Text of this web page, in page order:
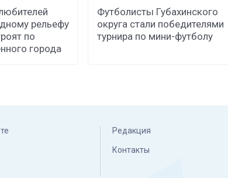
рельефу
по
города
Футболисты Губахинского
округа стали победителями
турнира по мини-футболу
Редакция
Контакты